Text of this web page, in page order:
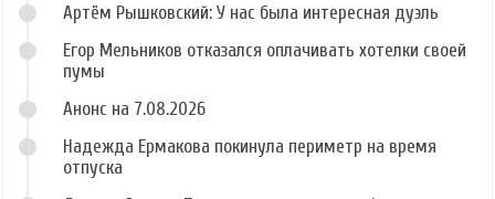
Артём Рышковский: У нас была интересная дуэль
Егор Мельников отказался оплачивать хотелки своей
пумы
Анонс на 7.08.2026
Надежда Ермакова покинула периметр на время
отпуска